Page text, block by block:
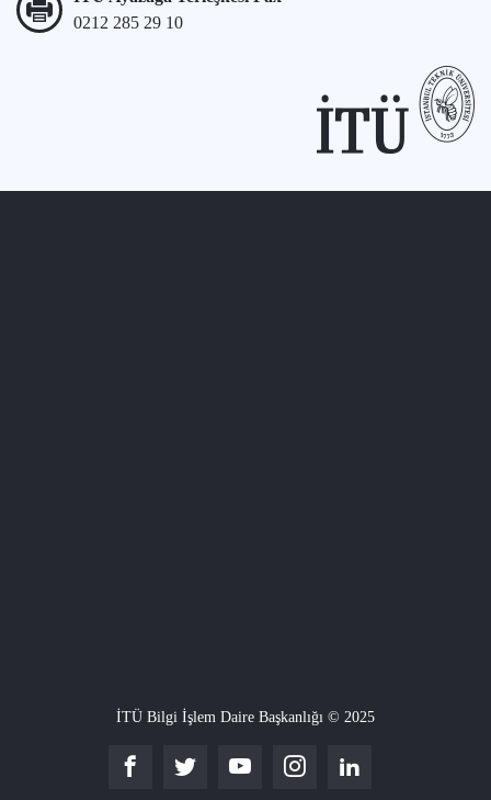
0212 285 29 10
İTÜ Bilgi İşlem Daire Başkanlığı © 2025